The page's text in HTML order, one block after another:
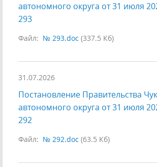
автономного округа от 31 июля
293
Файл: № 293.doc (337.5 Кб)
31.07.2026
Постановление Правительства
автономного округа от 31 июля
292
Файл: № 292.doc (63.5 Кб)